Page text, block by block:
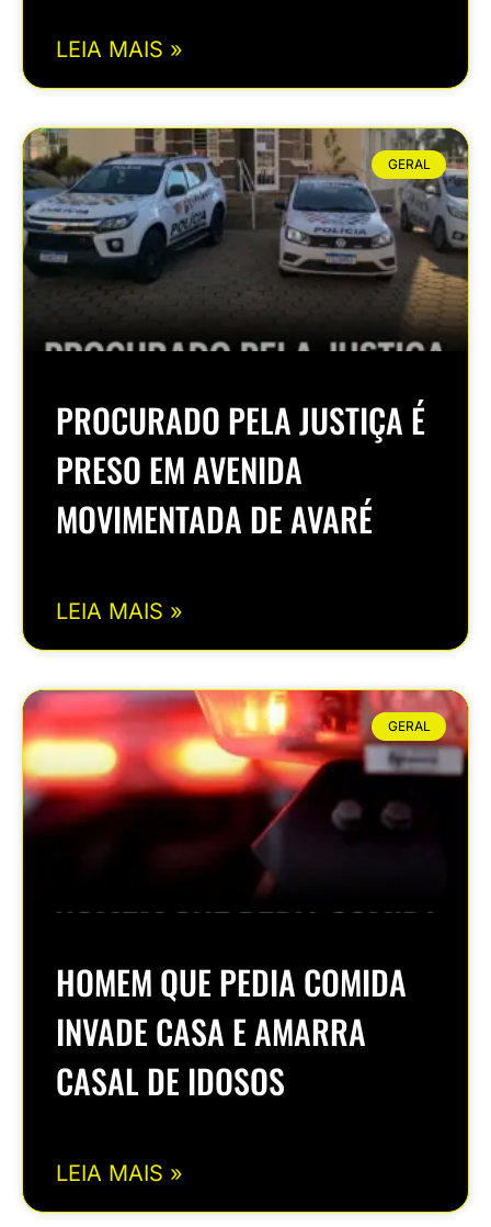
LEIA MAIS »
GERAL
PROCURADO PELA JUSTIÇA É
PRESO EM AVENIDA
MOVIMENTADA DE AVARÉ
LEIA MAIS »
GERAL
HOMEM QUE PEDIA COMIDA
INVADE CASA E AMARRA
CASAL DE IDOSOS
LEIA MAIS »